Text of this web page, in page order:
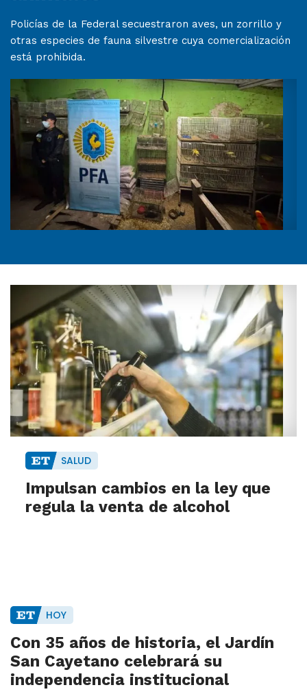
Policías de la Federal secuestraron aves, un zorrillo y
otras especies de fauna silvestre cuya comercialización
está prohibida.
SALUD
Impulsan cambios en la ley que
regula la venta de alcohol
HOY
Con 35 años de historia, el Jardín
San Cayetano celebrará su
independencia institucional